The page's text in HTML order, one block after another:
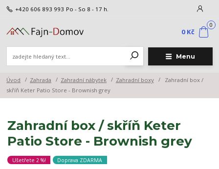
Menu
+420 606 893 993 Po - So 8 - 17 h.
0
0 Kč
Úvod Zahrada Zahradní nábytek Zahradní boxy
Zahradní box /
skříň Keter Patio Store - Brownish grey
Zahradní box / skříň Keter
Patio Store - Brownish grey
Ušetřete 2 %! Doprava ZDARMA